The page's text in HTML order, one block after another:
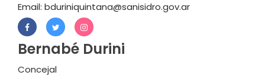
Email: bduriniquintana@sanisidro.gov.ar
Bernabé Durini
Concejal